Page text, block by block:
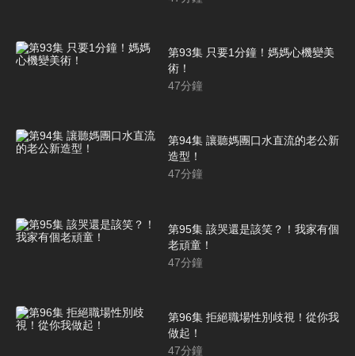
第93集 只要1分鐘！媽媽心機變美
術！
47分鐘
第94集 讓聽媽團口水直流的老公新
造型！
47分鐘
第95集 該哭還是該笑？！我家有個
老頑童！
47分鐘
第96集 拒絕職場性別歧視！從你我
做起！
47分鐘